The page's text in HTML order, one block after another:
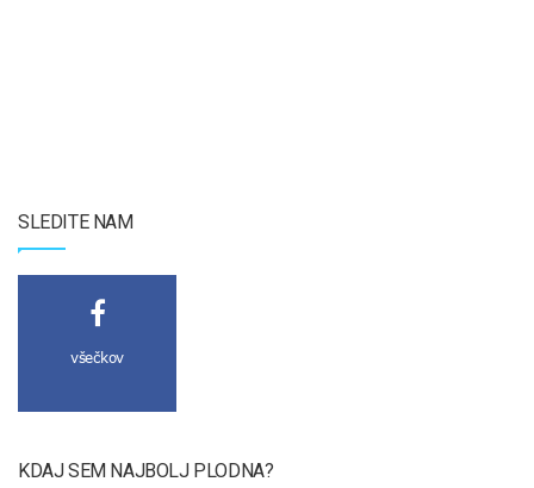
SLEDITE NAM
všečkov
KDAJ SEM NAJBOLJ PLODNA?